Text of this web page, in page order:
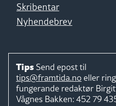
Skribentar
Nyhendebrev
Tips Send epost til
tips@framtida.no eller ring
fungerande redaktør
Vågnes Bakken: 452 79